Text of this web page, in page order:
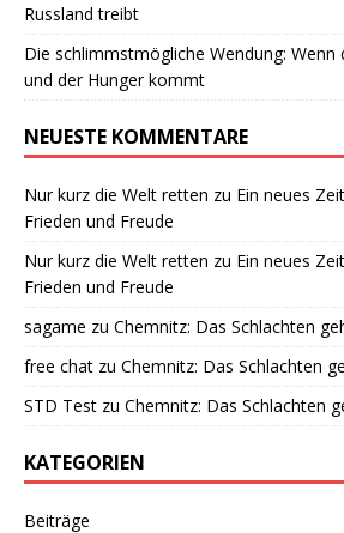
Russland treibt
Die schlimmstmögliche Wendung: Wenn
und der Hunger kommt
NEUESTE KOMMENTARE
Nur kurz die Welt retten zu Ein neues
Frieden und Freude
Nur kurz die Welt retten zu Ein neues
Frieden und Freude
sagame zu Chemnitz: Das Schlachten
free chat zu Chemnitz: Das Schlachten
STD Test zu Chemnitz: Das Schlachten
KATEGORIEN
Beiträge